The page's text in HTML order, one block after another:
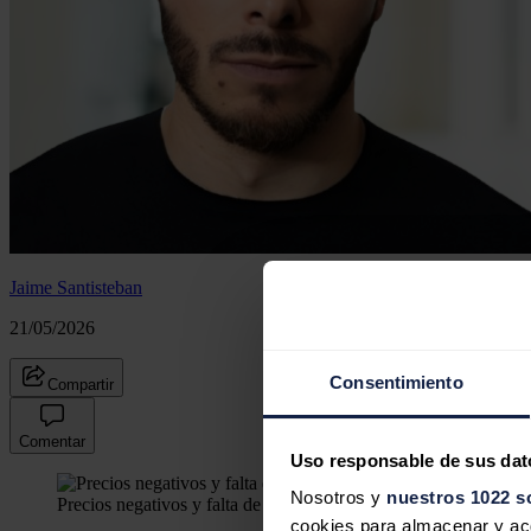
Consentimiento
Uso responsable de sus
Nosotros y nuestros 1022
cookies para almacenar y
Jaime Santisteban
21/05/2026
Compartir
Comentar
Precios negativos y falta de baterías: el negocio solar europeo